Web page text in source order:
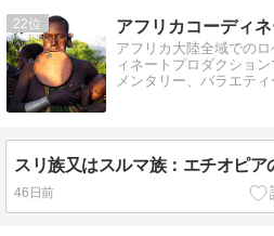
22
アフリカ大陸全域での
ィネートプロダクショ
メンタリー、バラエテ
46日前